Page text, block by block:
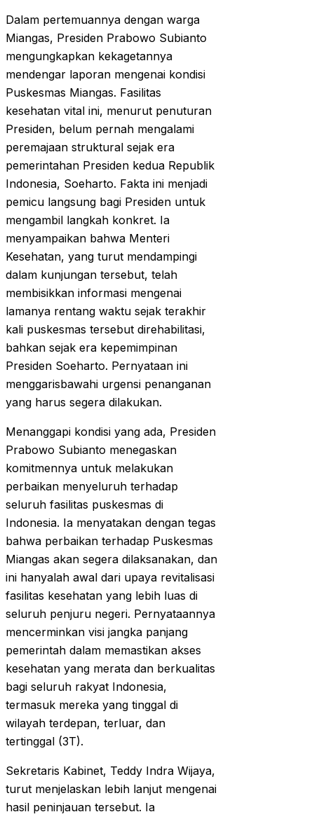
Dalam pertemuannya dengan warga
Miangas, Presiden Prabowo Subianto
mengungkapkan kekagetannya
mendengar laporan mengenai kondisi
Puskesmas Miangas. Fasilitas
kesehatan vital ini, menurut penuturan
Presiden, belum pernah mengalami
peremajaan struktural sejak era
pemerintahan Presiden kedua Republik
Indonesia, Soeharto. Fakta ini menjadi
pemicu langsung bagi Presiden untuk
mengambil langkah konkret. Ia
menyampaikan bahwa Menteri
Kesehatan, yang turut mendampingi
dalam kunjungan tersebut, telah
membisikkan informasi mengenai
lamanya rentang waktu sejak terakhir
kali puskesmas tersebut direhabilitasi,
bahkan sejak era kepemimpinan
Presiden Soeharto. Pernyataan ini
menggarisbawahi urgensi penanganan
yang harus segera dilakukan.
Menanggapi kondisi yang ada, Presiden
Prabowo Subianto menegaskan
komitmennya untuk melakukan
perbaikan menyeluruh terhadap
seluruh fasilitas puskesmas di
Indonesia. Ia menyatakan dengan tegas
bahwa perbaikan terhadap Puskesmas
Miangas akan segera dilaksanakan, dan
ini hanyalah awal dari upaya revitalisasi
fasilitas kesehatan yang lebih luas di
seluruh penjuru negeri. Pernyataannya
mencerminkan visi jangka panjang
pemerintah dalam memastikan akses
kesehatan yang merata dan berkualitas
bagi seluruh rakyat Indonesia,
termasuk mereka yang tinggal di
wilayah terdepan, terluar, dan
tertinggal (3T).
Sekretaris Kabinet, Teddy Indra Wijaya,
turut menjelaskan lebih lanjut mengenai
hasil peninjauan tersebut. Ia